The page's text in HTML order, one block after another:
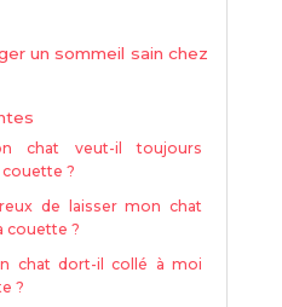
un sommeil sain chez
chat veut-il toujours
?
de laisser mon chat
couette ?
chat dort-il collé à moi
?